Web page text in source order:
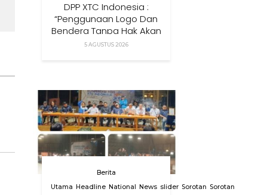
DPP XTC Indonesia :
“Penggunaan Logo Dan
Bendera Tanpa Hak Akan
Ditindak”
5 AGUSTUS 2026
Berita
Utama
Headline National News slider Sorotan Sorotan